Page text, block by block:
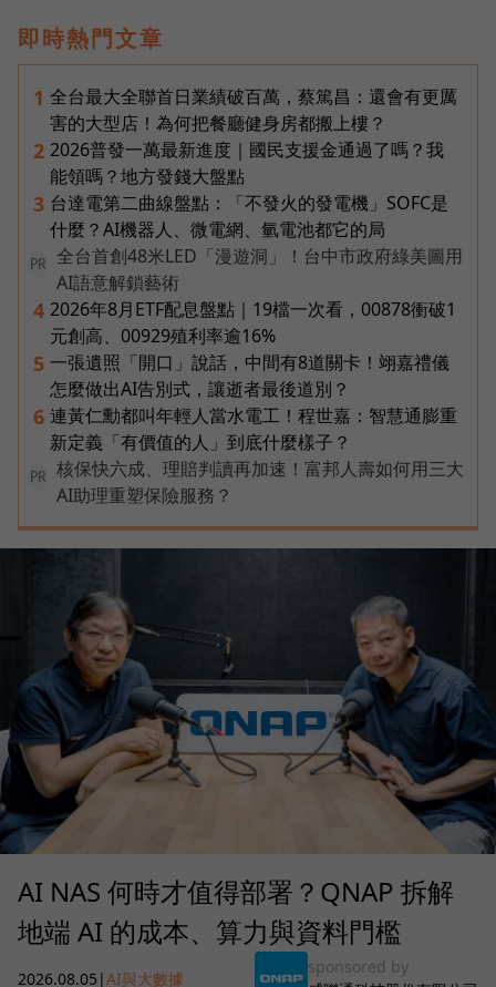
即時熱門文章
1 全台最大全聯首日業績破百萬，蔡篤昌：還會有更厲
害的大型店！為何把餐廳健身房都搬上樓？
2 2026普發一萬最新進度｜國民支援金通過了嗎？我
能領嗎？地方發錢大盤點
3 台達電第二曲線盤點：「不發火的發電機」SOFC是
什麼？AI機器人、微電網、氫電池都它的局
PR
全台首創48米LED「漫遊洞」！台中市政府綠美圖用
AI語意解鎖藝術
4 2026年8月ETF配息盤點｜19檔一次看，00878衝破1
元創高、00929殖利率逾16%
5 一張遺照「開口」說話，中間有8道關卡！翊嘉禮儀
怎麼做出AI告別式，讓逝者最後道別？
6 連黃仁勳都叫年輕人當水電工！程世嘉：智慧通膨重
新定義「有價值的人」到底什麼樣子？
PR
核保快六成、理賠判讀再加速！富邦人壽如何用三大
AI助理重塑保險服務？
AI NAS 何時才值得部署？QNAP 拆解
地端 AI 的成本、算力與資料門檻
2026.08.05 |AI與大數據
sponsored by